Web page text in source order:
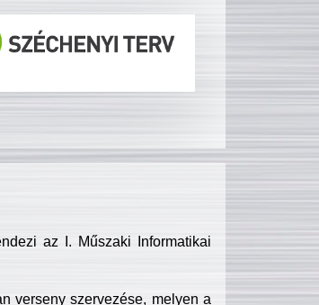
az I. Műszaki Informatikai
verseny szervezése, melyen a